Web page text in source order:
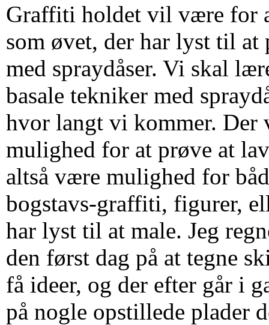
Graffiti holdet vil være for
som øvet, der har lyst til
med spraydåser. Vi skal
basale tekniker med
hvor langt vi kommer. Der
mulighed for at prøve at
altså være mulighed for
bogstavs-graffiti, figurer,
har lyst til at male. Jeg
den først dag på at tegne
få ideer, og der efter går i
på nogle opstillede plader